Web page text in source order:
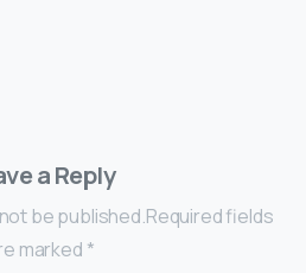
a Reply
be published.Required fields
marked *